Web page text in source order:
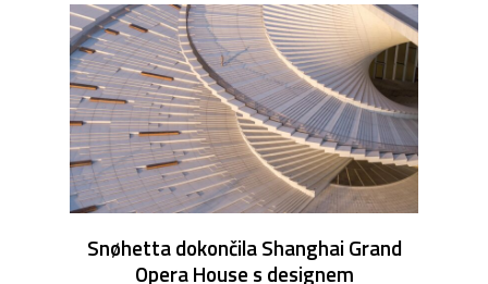
Snøhetta dokončila Shanghai Grand
Opera House s designem